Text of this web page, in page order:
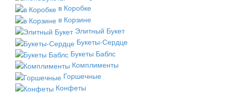
в Коробке
в Корзине
Элитный Букет
Букеты-Сердце
Букеты Баблс
Комплименты
Горшечные
Конфеты